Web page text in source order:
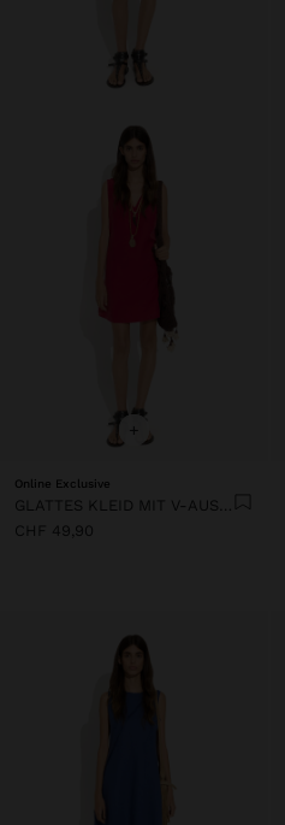
+
Online Exclusive
CHF 49,90